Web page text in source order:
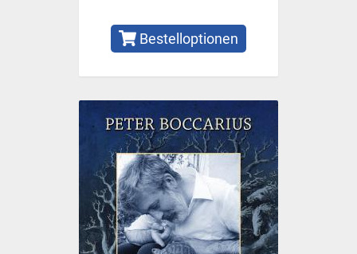
Bestelloptionen